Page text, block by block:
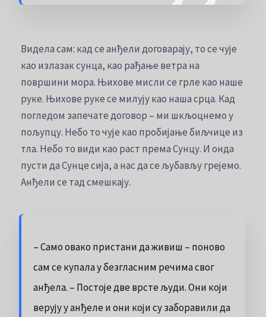
Видела сам: кад се анђели договарају, то се чује
као излазак сунца, као рађање ветра на
површини мора. Њихове мисли се грле као наше
руке. Њихове руке се милују као наша срца. Кад
погледом запечате договор – ми шкљоцнемо у
пољупцу. Небо то чује као пробијање биљчице из
тла. Небо то види као раст према Сунцу. И онда
пусти да Сунце сија, а нас да се љубављу грејемо.
Анђели се тад смешкају.
– Само овако пристани да живиш – поново
сам се купала у безгласним речима свог
анђела. – Постоје две врсте људи. Они који
верују у анђеле и они који су заборавили да